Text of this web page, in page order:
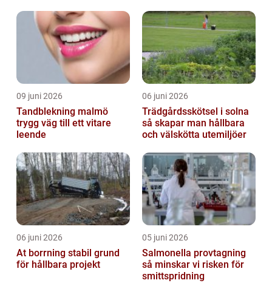
09 juni 2026
Tandblekning malmö
trygg väg till ett vitare
leende
06 juni 2026
Trädgårdsskötsel i solna
så skapar man hållbara
och välskötta utemiljöer
06 juni 2026
At borrning stabil grund
för hållbara projekt
05 juni 2026
Salmonella provtagning
så minskar vi risken för
smittspridning